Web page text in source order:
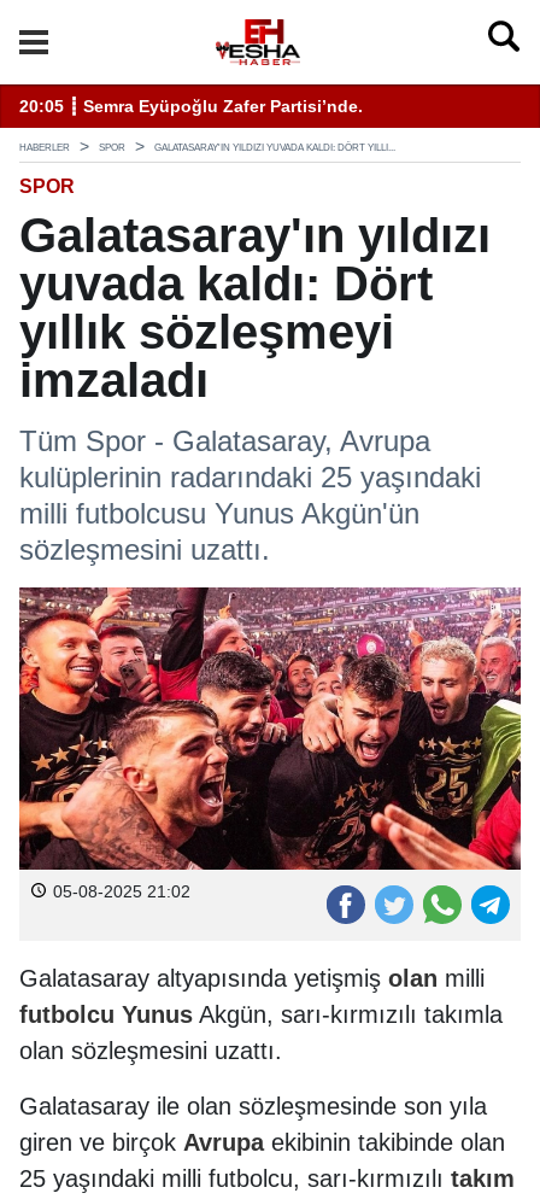
11:19 ┋ ÇEVSADER Eskişehir İl Başkanı Sinem Eltin'den
HABERLER SPOR GALATASARAY'IN YILDIZI YUVADA KALDI: DÖRT YILLI...
SPOR
Galatasaray'ın yıldızı
yuvada kaldı: Dört
yıllık sözleşmeyi
imzaladı
Tüm Spor - Galatasaray, Avrupa
kulüplerinin radarındaki 25 yaşındaki
milli futbolcusu Yunus Akgün'ün
sözleşmesini uzattı.
05-08-2025 21:02
Galatasaray altyapısında yetişmiş olan milli
futbolcu Yunus Akgün, sarı-kırmızılı takımla
olan sözleşmesini uzattı.
Galatasaray ile olan sözleşmesinde son yıla
giren ve birçok Avrupaekibinin takibinde olan
25 yaşındaki milli futbolcu, sarı-kırmızılı takım